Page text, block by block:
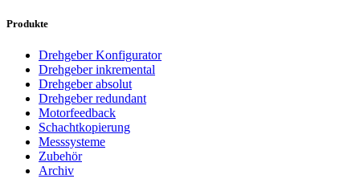
Produkte
Drehgeber Konfigurator
Drehgeber inkremental
Drehgeber absolut
Drehgeber redundant
Motorfeedback
Schachtkopierung
Messsysteme
Zubehör
Archiv